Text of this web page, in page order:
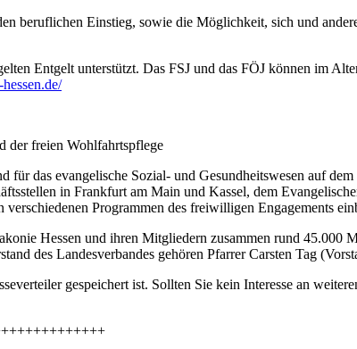
beruflichen Einstieg, sowie die Möglichkeit, sich und
Entgelt unterstützt. Das FSJ und das FÖJ können im
der freien Wohlfahrtspflege
für das evangelische Sozial- und Gesundheitswesen auf
in Frankfurt am Main und Kassel, dem
Programmen des freiwilligen Engagements
Hessen und ihren Mitgliedern zusammen rund 45.000
des Landesverbandes gehören Pfarrer Carsten Tag
gespeichert ist. Sollten Sie kein Interesse an